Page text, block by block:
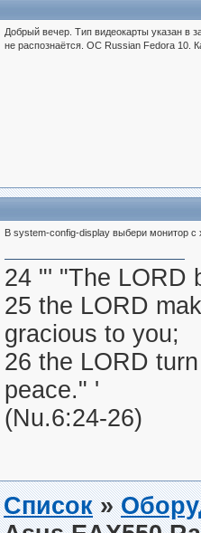
Добрый вечер. Тип видеокарты указан в
не распознаётся. ОС Russian Fedora 10.
В system-config-display выбери монитор с
24 "' "The LORD
25 the LORD
gracious to you;
26 the LORD
peace." '
(Nu.6:24-26)
Список»